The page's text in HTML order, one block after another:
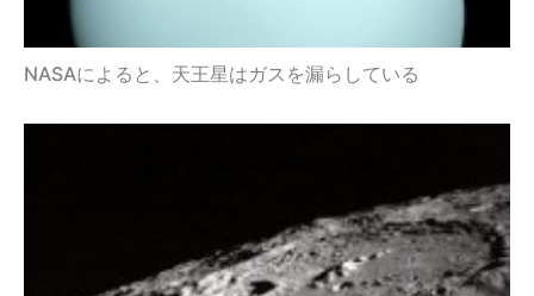
NASAによると、天王星はガスを漏らしている